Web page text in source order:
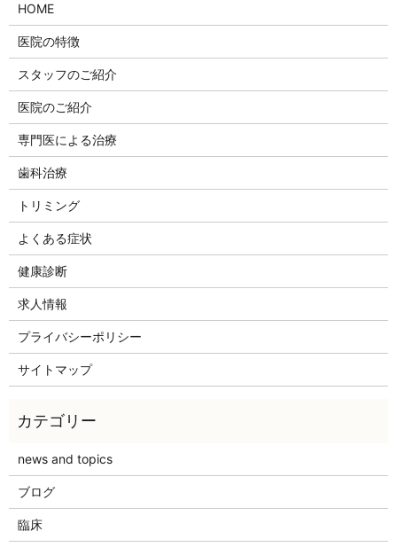
HOME
医院の特徴
スタッフのご紹介
医院のご紹介
専門医による治療
歯科治療
トリミング
よくある症状
健康診断
求人情報
プライバシーポリシー
サイトマップ
news and topics
ブログ
臨床